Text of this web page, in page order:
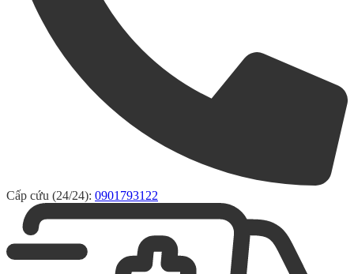
Cấp cứu (24/24): 0901793122